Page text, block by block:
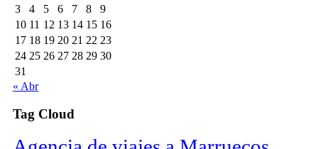
3
4 5 6 7 8
9
10 11 12 13 14 15 16
17 18 19 20 21 22 23
24 25 26 27 28 29 30
31
« Abr
Tag Cloud